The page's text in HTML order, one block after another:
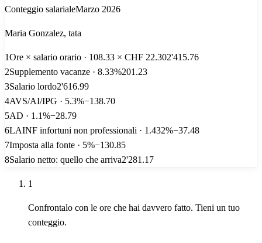
Conteggio salarialeMarzo 2026
Maria Gonzalez, tata
1Ore × salario orario · 108.33 × CHF 22.302'415.76
2Supplemento vacanze · 8.33%201.23
3Salario lordo2'616.99
4AVS/AI/IPG · 5.3%−138.70
5AD · 1.1%−28.79
6LAINF infortuni non professionali · 1.432%−37.48
7Imposta alla fonte · 5%−130.85
8Salario netto: quello che arriva2'281.17
1
Confrontalo con le ore che hai davvero fatto. Tieni un tuo
conteggio.